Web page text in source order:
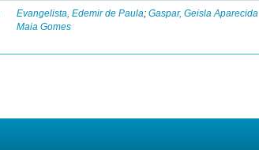
Evangelista, Edemir de Paula;Gaspar, Geisla Aparecida
Maia Gomes